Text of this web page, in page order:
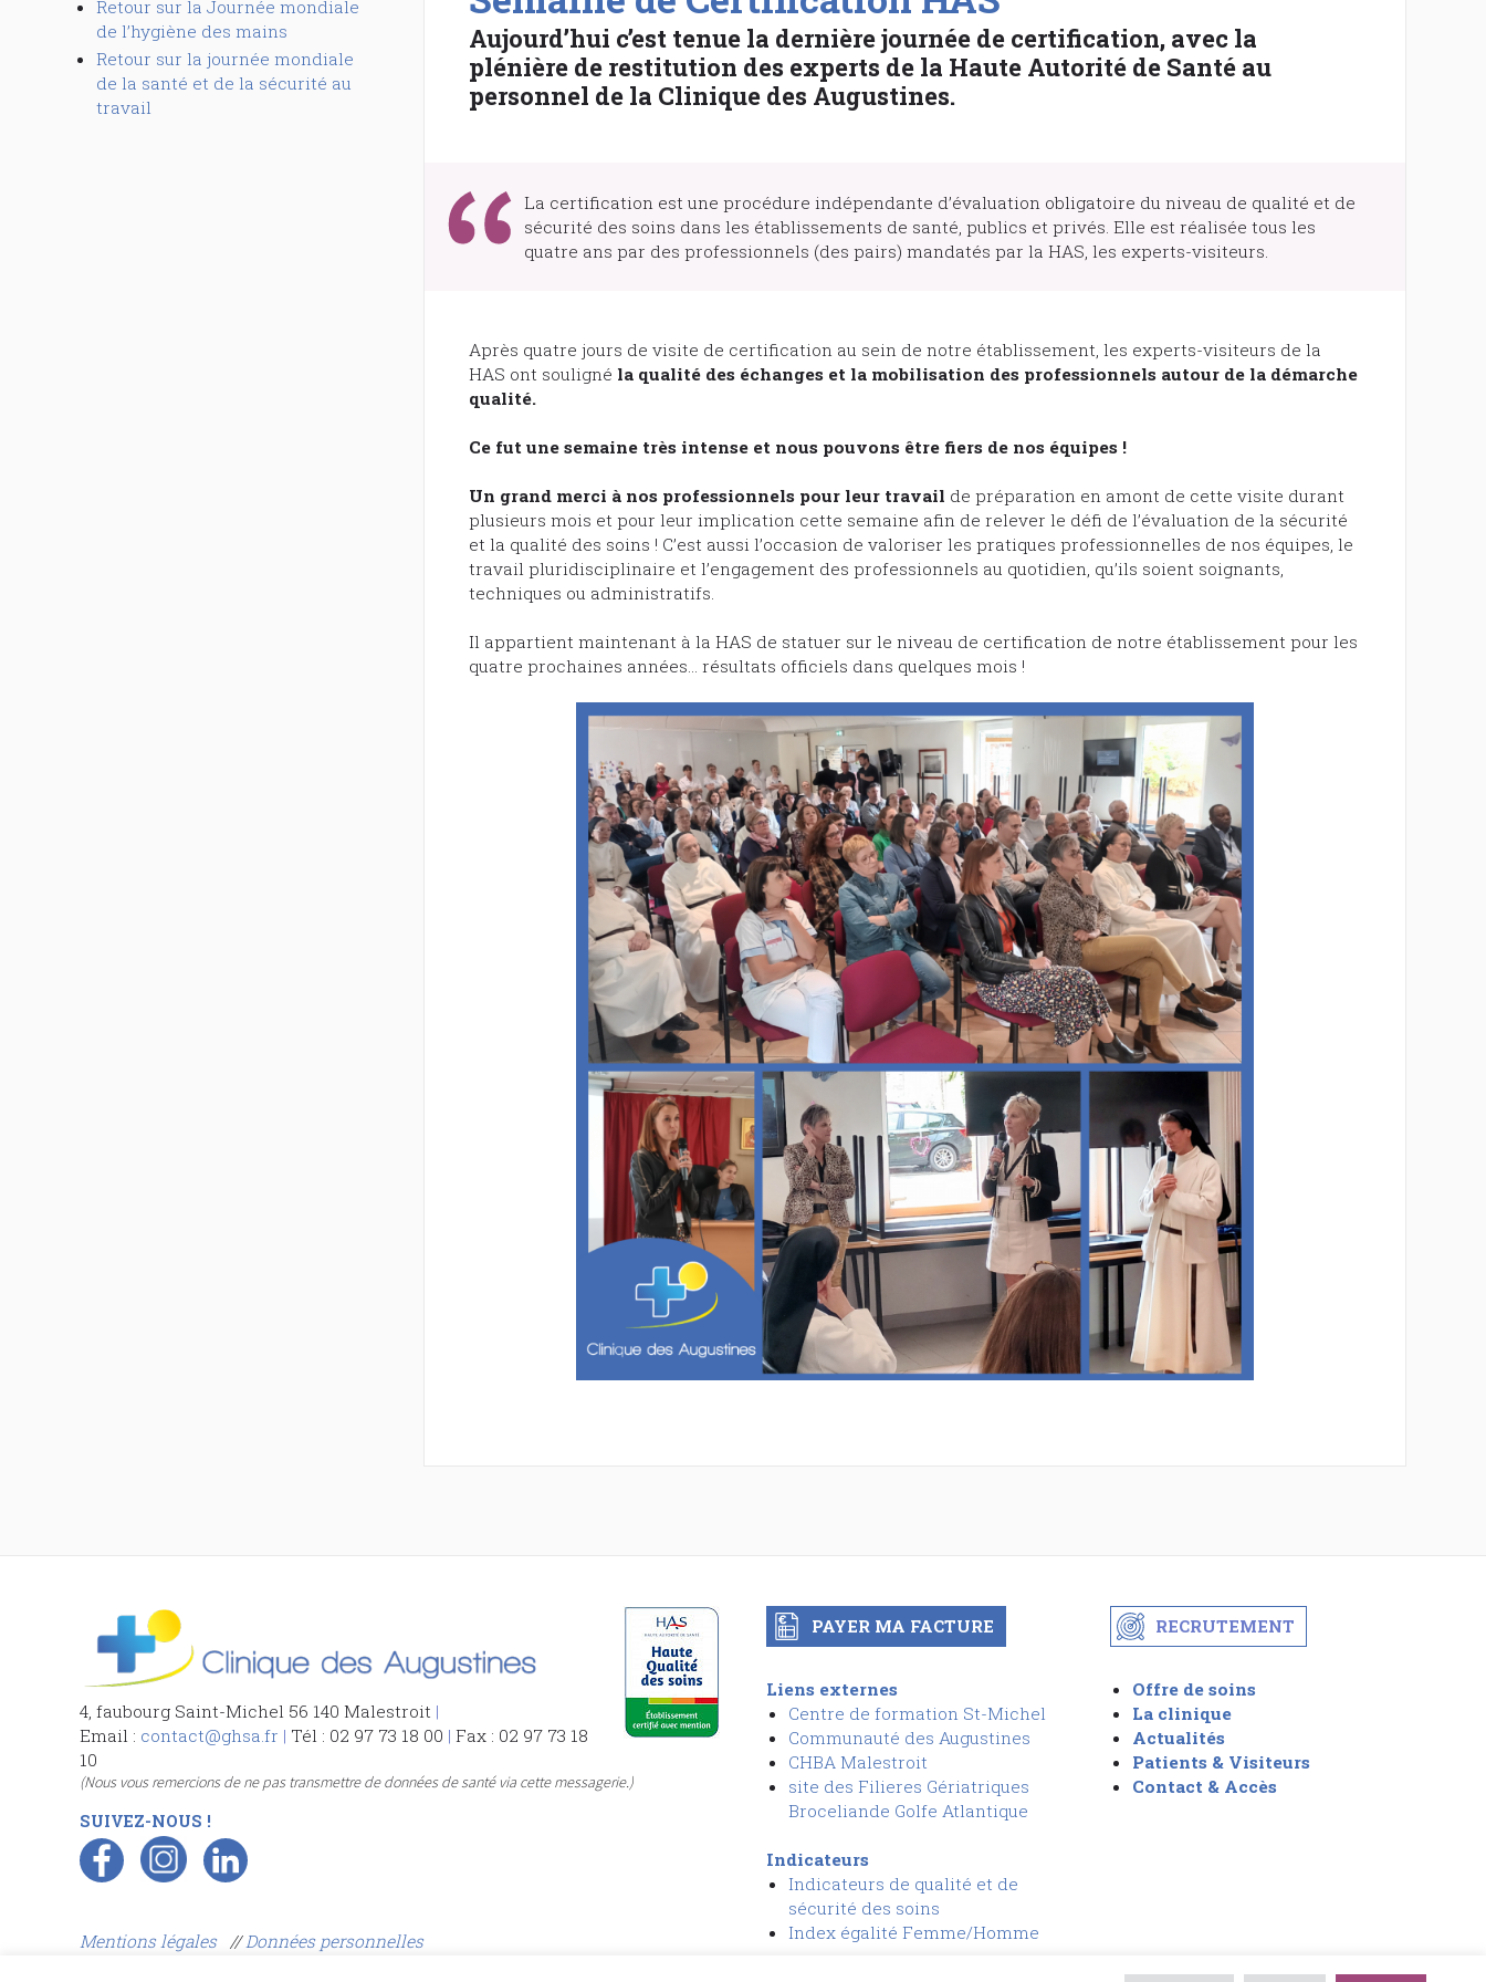
Retour sur la Journée mondiale
de l’hygiène des mains
Retour sur la journée mondiale
de la santé et de la sécurité au
travail
Aujourd’hui c’est tenue la dernière journée de certification, avec la
plénière de restitution des experts de la Haute Autorité de Santé au
personnel de la Clinique des Augustines.
La certification est une procédure indépendante d’évaluation obligatoire du niveau de qualité et de
sécurité des soins dans les établissements de santé, publics et privés. Elle est réalisée tous les
quatre ans par des professionnels (des pairs) mandatés par la HAS, les experts-visiteurs.
Après quatre jours de visite de certification au sein de notre établissement, les experts-visiteurs de la
HAS ont souligné la qualité des échanges et la mobilisation des professionnels autour de la démarche
qualité.
Ce fut une semaine très intense et nous pouvons être fiers de nos équipes !
Un grand merci à nos professionnels pour leur travail de préparation en amont de cette visite durant
plusieurs mois et pour leur implication cette semaine afin de relever le défi de l’évaluation de la sécurité
et la qualité des soins ! C’est aussi l’occasion de valoriser les pratiques professionnelles de nos équipes, le
travail pluridisciplinaire et l’engagement des professionnels au quotidien, qu’ils soient soignants,
techniques ou administratifs.
Il appartient maintenant à la HAS de statuer sur le niveau de certification de notre établissement pour les
quatre prochaines années… résultats officiels dans quelques mois !
4, faubourg Saint-Michel 56 140 Malestroit |
Email : contact@ghsa.fr | Tél : 02 97 73 18 00 | Fax : 02 97 73 18
10
(Nous vous remercions de ne pas transmettre de données de santé via cette messagerie.)
SUIVEZ-NOUS !
Mentions légales //Données personnelles
PAYER MA FACTURE
Liens externes
Centre de formation St-Michel
Communauté des Augustines
CHBA Malestroit
site des Filieres Gériatriques
Broceliande Golfe Atlantique
Indicateurs
Indicateurs de qualité et de
sécurité des soins
Index égalité Femme/Homme
RECRUTEMENT
Offre de soins
La clinique
Actualités
Patients & Visiteurs
Contact & Accès